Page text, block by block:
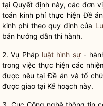
tại Quyết định này, các đơn
toán kinh phí thực hiện Đề
kinh phí theo quy định của
bản hướng dẫn thi hành.
2. Vụ Pháp luật hình sự-
trong việc thực hiện các
được nêu tại Đề án và tổ
được giao tại Kế hoạch này.
3. Cục Công nghệ thông tin